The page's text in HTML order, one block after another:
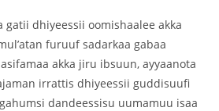
gatii dhiyeessii oomishaalee akka
furuuf sadarkaa gabaa
akka jiru ibsuun, ayyaanota
irrattis dhiyeessii guddisuufi
dandeessisu uumamuu isaa